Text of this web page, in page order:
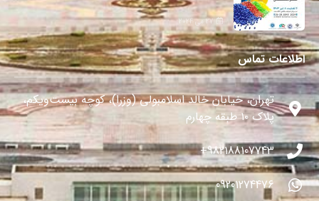
27 می 2024
اطلاعات تماس
تهران، خیابان خالد اسلامبولی (وزرا)، کوچه بیست‌ویکم،
پلاک ۱۰ طبقه چهارم
982188107743+
09201274476